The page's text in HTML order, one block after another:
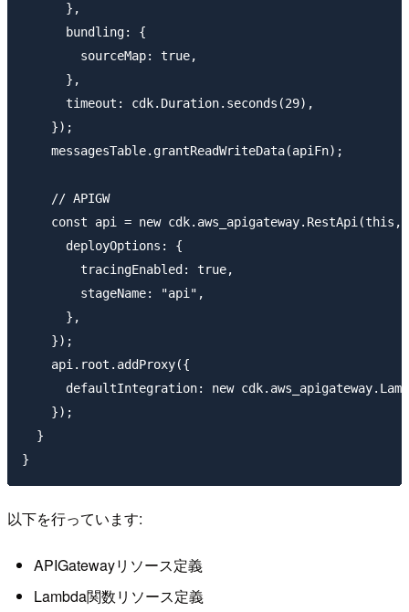
      },
      bundling: {
        sourceMap: true,
      },
      timeout: cdk.Duration.seconds(29),
    });
    messagesTable.grantReadWriteData(apiFn);
    // APIGW
const api = new cdk.aws_apigateway.RestApi(this,
      deployOptions: {
        tracingEnabled: true,
        stageName: "api",
      },
    });
    api.root.addProxy({
defaultIntegration: new
    });
  }
以下を行っています:
APIGatewayリソース定義
Lambda関数リソース定義